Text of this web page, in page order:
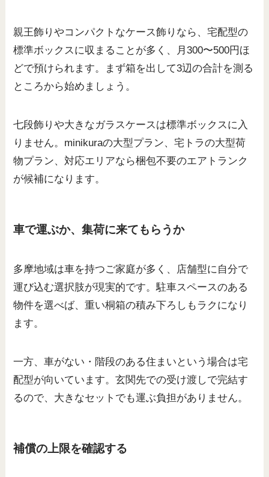
親王飾りやコンパクトなケース飾りなら、宅配型の
標準ボックスに収まることが多く、月300〜500円ほ
どで預けられます。まず箱を出して3辺の合計を測る
ところから始めましょう。
七段飾りや大きなガラスケースは標準ボックスに入
りません。minikuraの大型プラン、宅トラの大型荷
物プラン、対応エリアなら梱包不要のエアトランク
が候補になります。
車で運ぶか、集荷に来てもらうか
多摩地域は車を持つご家庭が多く、店舗型に自分で
運び込む選択肢が現実的です。駐車スペースのある
物件を選べば、重い桐箱の積み下ろしもラクになり
ます。
一方、車がない・階段のある住まいという場合は宅
配型が向いています。玄関先での受け渡しで完結す
るので、大きなセットでも運ぶ負担がありません。
補償の上限を確認する